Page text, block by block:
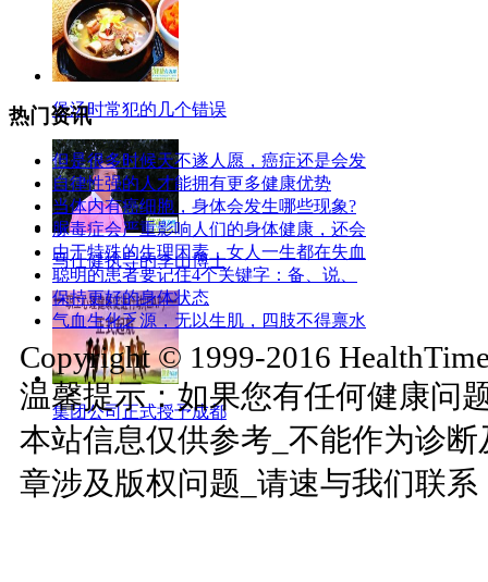
煲汤时常犯的几个错误
马仕健执导的李山博士
集团公司正式授予成都
热门资讯
但是很多时候天不遂人愿，癌症还是会发
自律性强的人才能拥有更多健康优势
当体内有癌细胞，身体会发生哪些现象?
脲毒症会严重影响人们的身体健康，还会
由于特殊的生理因素，女人一生都在失血
聪明的患者要记住4个关键字：备、说、
保持更好的身体状态
气血生化乏源，无以生肌，四肢不得禀水
Copyright © 1999-2016
温馨提示：如果您有任何健康问
本站信息仅供参考_不能作为诊
章涉及版权问题_请速与我们联系